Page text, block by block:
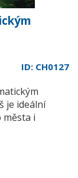
ID: CH0127
je ideální
i